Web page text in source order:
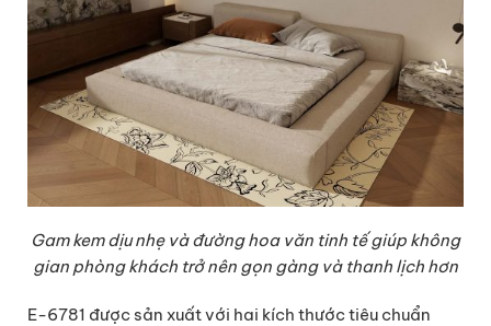
Gam kem dịu nhẹ và đường hoa văn tinh tế giúp không
gian phòng khách trở nên gọn gàng và thanh lịch hơn
E-6781 được sản xuất với hai kích thước tiêu chuẩn